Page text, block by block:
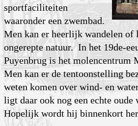
sportfaciliteiten
waaronder een zwembad.
Men kan er heerlijk wandelen of
ongerepte natuur. In het 19de-
Puyenbrug is het molencentrum
Men kan er de tentoonstelling
weten komen over wind- en
ligt daar ook nog een echte oude
Hopelijk wordt hij binnenkort